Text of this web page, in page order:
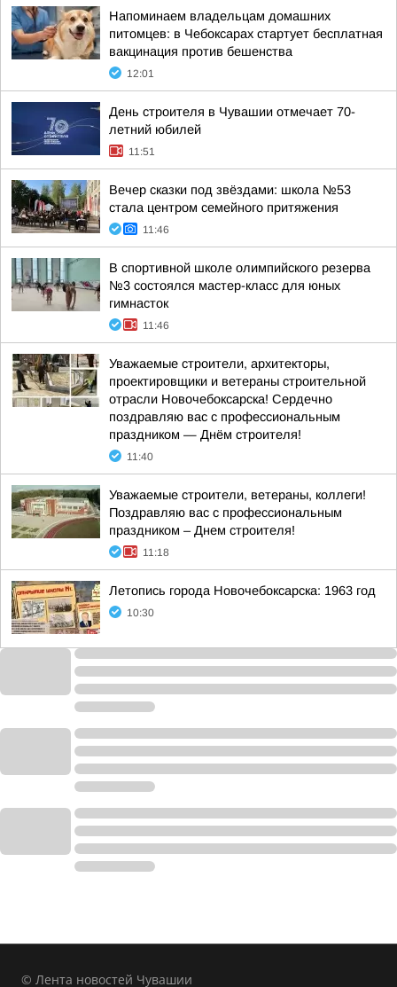
Напоминаем владельцам домашних
питомцев: в Чебоксарах стартует бесплатная
вакцинация против бешенства
12:01
День строителя в Чувашии отмечает 70-
летний юбилей
11:51
Вечер сказки под звёздами: школа №53
стала центром семейного притяжения
11:46
В спортивной школе олимпийского резерва
№3 состоялся мастер-класс для юных
гимнасток
11:46
Уважаемые строители, архитекторы,
проектировщики и ветераны строительной
отрасли Новочебоксарска! Сердечно
поздравляю вас с профессиональным
праздником — Днём строителя!
11:40
Уважаемые строители, ветераны, коллеги!
Поздравляю вас с профессиональным
праздником – Днем строителя!
11:18
Летопись города Новочебоксарска: 1963 год
10:30
© Лента новостей Чувашии